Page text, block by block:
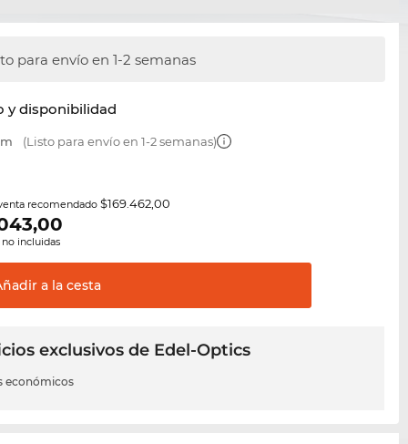
para envío en 1-2 semanas
y disponibilidad
(Listo para envío en 1-2 semanas)
recomendado$169.462,00
no incluidas
a la cesta
exclusivos de Edel-Optics
económicos